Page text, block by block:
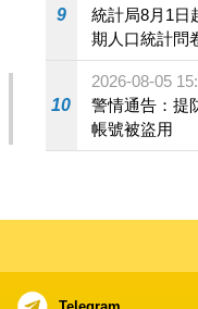
9
統計局8月1日起派員上門
期人口統計問
10
2026-08-05
警情通告：提
帳號被盜用